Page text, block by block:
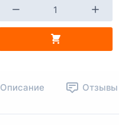
Описание Отзывы